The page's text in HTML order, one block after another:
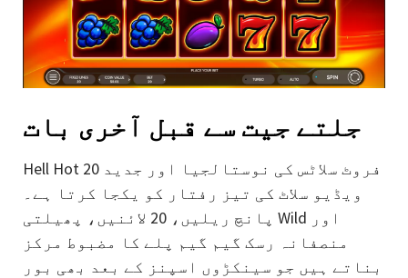
جلتے جیت سے قبل آخری بات
Hell Hot 20 فروٹ سلاٹس کی نوستالجیا اور جدید
ویڈیو سلاٹ کی تیز رفتار کو یکجا کرتا ہے۔
پانچ ریلیں، 20 لائنیں، پھیلتی Wild اور
منصفانہ رسک گیم گیم پلے کا مضبوط مرکز
بناتے ہیں جو سینکڑوں اسپنز کے بعد بھی بور